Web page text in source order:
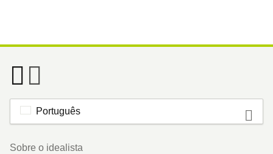
Português
Footer
Sobre o idealista